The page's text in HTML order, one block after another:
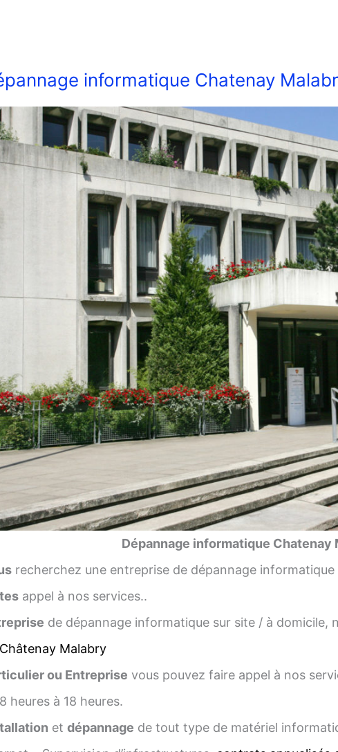
informatique Chatenay
Dépannage informatique Chatenay
recherchez une entreprise de dépannage informatique
appel à nos services..
de dépannage informatique sur site / à
Châtenay Malabry
ou Entreprise vous pouvez faire appel à nos
heures à 18 heures.
etdépannage de tout type de matériel